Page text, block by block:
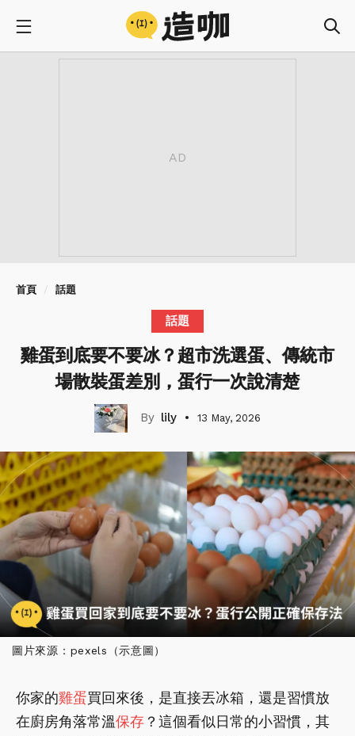
首頁 話題
話題
雞蛋到底要不要冰？超市洗選蛋、傳統市
場散裝蛋差別，蛋行一次說清楚
lily 13 May, 2026
圖片來源：pexels（示意圖）
你家的雞蛋買回來後，是直接丟冰箱，還是習慣放
在廚房角落常溫保存 ？這個看似日常的小習慣，其